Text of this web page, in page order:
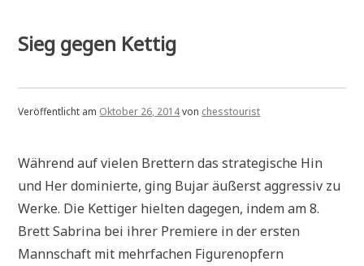
der
Sieg gegen Kettig
Veröffentlicht am Oktober 26, 2014von chesstourist
Während auf vielen Brettern das strategische Hin
und Her dominierte, ging Bujar äußerst aggressiv zu
Werke. Die Kettiger hielten dagegen, indem am 8.
Brett Sabrina bei ihrer Premiere in der ersten
Mannschaft mit mehrfachen Figurenopfern